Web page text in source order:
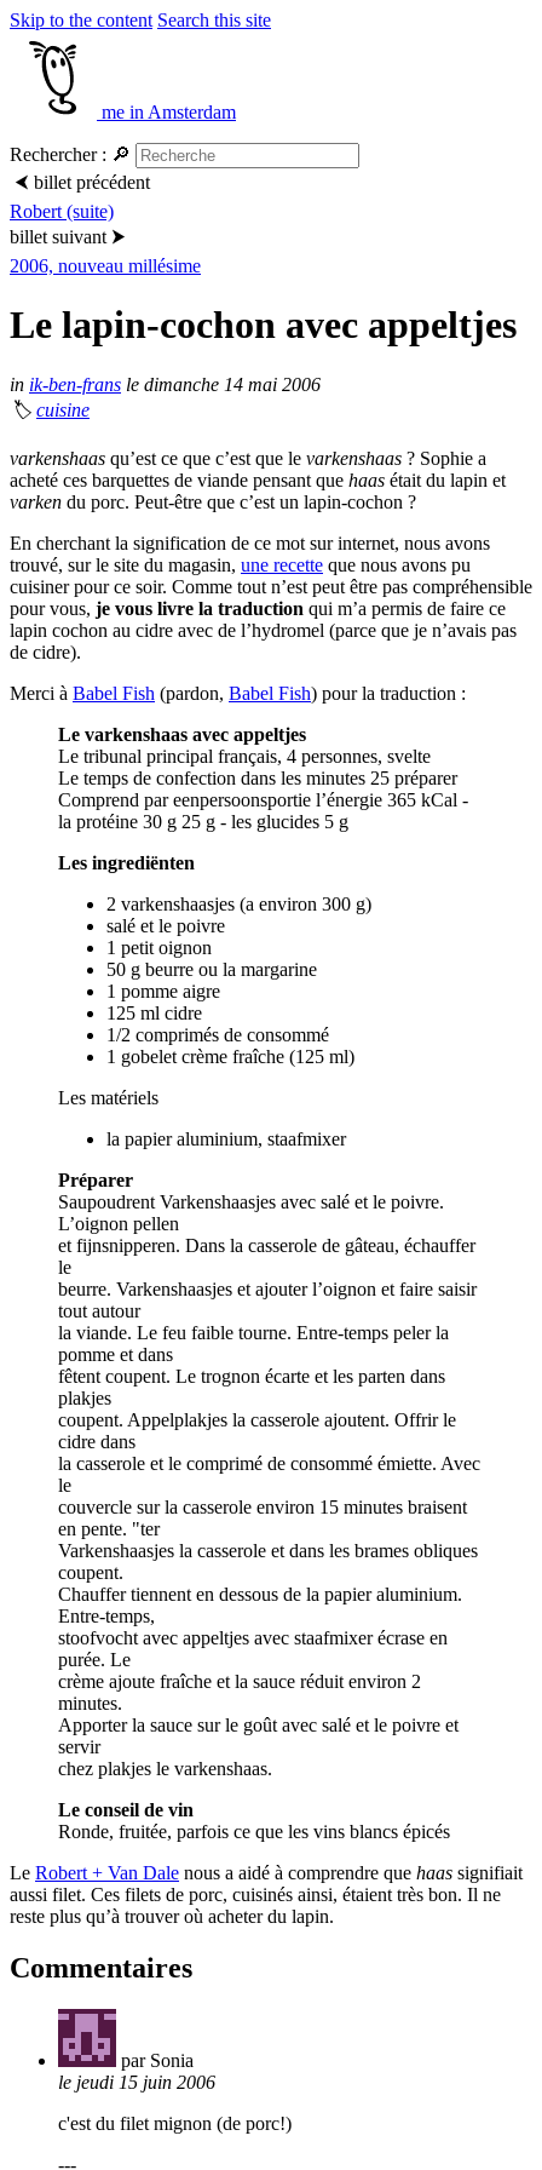
Skip to the content Search this site
me in Amsterdam
Rechercher : 🔎
⮜ billet précédent
Robert (suite)
billet suivant ⮞
2006, nouveau millésime
Le lapin-cochon avec appeltjes
in ik-ben-frans le dimanche 14 mai 2006
🏷 cuisine
varkenshaas qu’est ce que c’est que le varkenshaas ? Sophie a
acheté ces barquettes de viande pensant que haas était du lapin et
varken du porc. Peut-être que c’est un lapin-cochon ?
En cherchant la signification de ce mot sur internet, nous avons
trouvé, sur le site du magasin, une recette que nous avons pu
cuisiner pour ce soir. Comme tout n’est peut être pas compréhensible
pour vous, je vous livre la traduction qui m’a permis de faire ce
lapin cochon au cidre avec de l’hydromel (parce que je n’avais pas
de cidre).
Merci à Babel Fish (pardon, Babel Fish) pour la traduction :
Le varkenshaas avec appeltjes
Le tribunal principal français, 4 personnes, svelte
Le temps de confection dans les minutes 25 préparer
Comprend par eenpersoonsportie l’énergie 365 kCal -
la protéine 30 g 25 g - les glucides 5 g
Les ingrediënten
2 varkenshaasjes (a environ 300 g)
salé et le poivre
1 petit oignon
50 g beurre ou la margarine
1 pomme aigre
125 ml cidre
1/2 comprimés de consommé
1 gobelet crème fraîche (125 ml)
Les matériels
la papier aluminium, staafmixer
Préparer
Saupoudrent Varkenshaasjes avec salé et le poivre.
L’oignon pellen
et fijnsnipperen. Dans la casserole de gâteau, échauffer
le
beurre. Varkenshaasjes et ajouter l’oignon et faire saisir
tout autour
la viande. Le feu faible tourne. Entre-temps peler la
pomme et dans
fêtent coupent. Le trognon écarte et les parten dans
plakjes
coupent. Appelplakjes la casserole ajoutent. Offrir le
cidre dans
la casserole et le comprimé de consommé émiette. Avec
le
couvercle sur la casserole environ 15 minutes braisent
en pente. "ter
Varkenshaasjes la casserole et dans les brames obliques
coupent.
Chauffer tiennent en dessous de la papier aluminium.
Entre-temps,
stoofvocht avec appeltjes avec staafmixer écrase en
purée. Le
crème ajoute fraîche et la sauce réduit environ 2
minutes.
Apporter la sauce sur le goût avec salé et le poivre et
servir
chez plakjes le varkenshaas.
Le conseil de vin
Ronde, fruitée, parfois ce que les vins blancs épicés
Le Robert + Van Dale nous a aidé à comprendre que haas signifiait
aussi filet. Ces filets de porc, cuisinés ainsi, étaient très bon. Il ne
reste plus qu’à trouver où acheter du lapin.
Commentaires
par Sonia
le jeudi 15 juin 2006
c'est du filet mignon (de porc!)
---